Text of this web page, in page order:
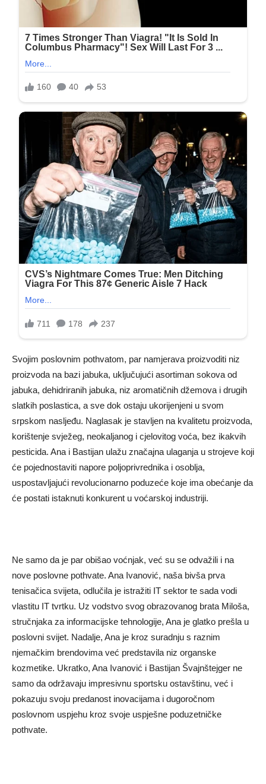
Svojim poslovnim pothvatom, par namjerava proizvoditi niz
proizvoda na bazi jabuka, uključujući asortiman sokova od
jabuka, dehidriranih jabuka, niz aromatičnih džemova i drugih
slatkih poslastica, a sve dok ostaju ukorijenjeni u svom
srpskom nasljeđu. Naglasak je stavljen na kvalitetu proizvoda,
korištenje svježeg, neokaljanog i cjelovitog voća, bez ikakvih
pesticida. Ana i Bastijan ulažu značajna ulaganja u strojeve koji
će pojednostaviti napore poljoprivrednika i osoblja,
uspostavljajući revolucionarno poduzeće koje ima obećanje da
će postati istaknuti konkurent u voćarskoj industriji.
Ne samo da je par obišao voćnjak, već su se odvažili i na
nove poslovne pothvate. Ana Ivanović, naša bivša prva
tenisačica svijeta, odlučila je istražiti IT sektor te sada vodi
vlastitu IT tvrtku. Uz vodstvo svog obrazovanog brata Miloša,
stručnjaka za informacijske tehnologije, Ana je glatko prešla u
poslovni svijet. Nadalje, Ana je kroz suradnju s raznim
njemačkim brendovima već predstavila niz organske
kozmetike. Ukratko, Ana Ivanović i Bastijan Švajnštejger ne
samo da održavaju impresivnu sportsku ostavštinu, već i
pokazuju svoju predanost inovacijama i dugoročnom
poslovnom uspjehu kroz svoje uspješne poduzetničke
pothvate.